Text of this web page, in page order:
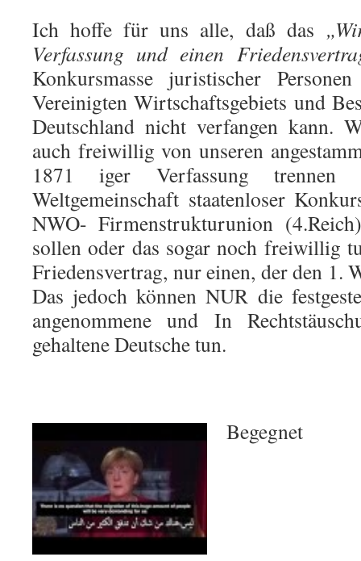
Ich hoffe für uns alle, daß das
Verfassung und einen
Konkursmasse juristischer
Vereinigten Wirtschaftsgebiets und
Deutschland nicht verfangen kann.
auch freiwillig von unseren
1871 iger Verfassung
Weltgemeinschaft staatenloser
NWO- Firmenstrukturunion
sollen oder das sogar noch freiwillig
Friedensvertrag, nur einen, der den 1.
Das jedoch können NUR die
angenommene und In
gehaltene Deutsche tun.